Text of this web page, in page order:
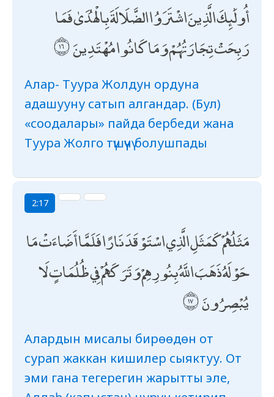
أُولَٰئِكَ الَّذِينَ اشْتَرَوُا الضَّلَالَةَ بِالْهُدَىٰ فَمَا
رَبِحَتْ تِجَارَتُهُمْ وَمَا كَانُوا مُهْتَدِينَ
Алар- Туура Жолдун ордуна
адашууну сатып алгандар. (Бул)
«соодалары» пайда бербеди жана
Туура Жолго түшүүчү болушпады
2:17
مَثَلُهُمْ كَمَثَلِ الَّذِي اسْتَوْقَدَ نَارًا فَلَمَّا أَضَاءَتْ مَا
حَوْلَهُ ذَهَبَ اللَّهُ بِنُورِهِمْ وَتَرَكَهُمْ فِي ظُلُمَاتٍ لَا
يُبْصِرُونَ
Алардын мисалы бирөөдөн от
сурап жаккан кишилер сыяктуу. От
эми гана тегерегин жарытты эле,